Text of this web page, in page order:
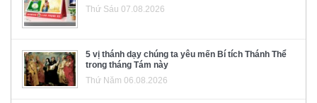
Thứ Sáu 07.08.2026
5 vị thánh dạy chúng ta yêu mến Bí tích Thánh Thể
trong tháng Tám này
Thứ Năm 06.08.2026